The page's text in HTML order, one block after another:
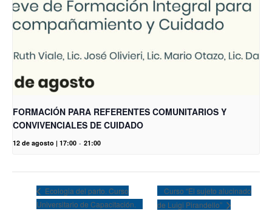
FORMACIÓN PARA REFERENTES COMUNITARIOS Y
CONVIVENCIALES DE CUIDADO
12 de agosto | 17:00 - 21:00
Ecologia del parto. Curso
Universitario de Capacitación.
Curso “El sujeto alucinado
de Luigi Pirandello”